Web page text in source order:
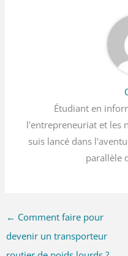
Étudiant en
l'entrepreneuriat et les
suis lancé dans
parallèle
← Comment faire pour
devenir un transporteur